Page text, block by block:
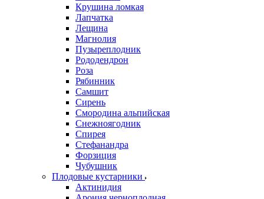
Крушина ломкая
Лапчатка
Лещина
Магнолия
Пузыреплодник
Рододендрон
Роза
Рябинник
Самшит
Сирень
Смородина альпийская
Снежноягодник
Спирея
Стефанандра
Форзиция
Чубушник
Плодовые кустарники
Актинидия